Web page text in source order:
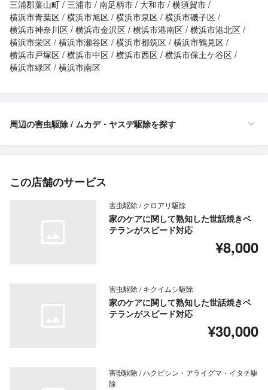
三浦郡葉山町 三浦市 南足柄市 大和市 横須賀市
横浜市青葉区 横浜市旭区 横浜市泉区 横浜市磯子区
横浜市神奈川区 横浜市金沢区 横浜市港南区 横浜市港北区
横浜市栄区 横浜市瀬谷区 横浜市都筑区 横浜市鶴見区
横浜市戸塚区 横浜市中区 横浜市西区 横浜市保土ケ谷区
横浜市緑区 横浜市南区
周辺の害虫駆除 / ムカデ・ヤスデ駆除を探す
この店舗のサービス
害虫駆除 / クロアリ駆除
家のケアに関して熟知した世話焼きベ
テランがスピード対応
¥8,000
害虫駆除 / キクイムシ駆除
家のケアに関して熟知した世話焼きベ
テランがスピード対応
¥30,000
害獣駆除 / ハクビシン・アライグマ・イタチ駆
除